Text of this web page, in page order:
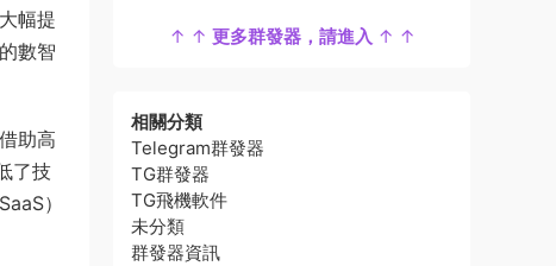
幅提
數智
助高
了技
）
↑ ↑ 更多群發器，請進入 ↑ ↑
相關分類
Telegram群發器
TG群發器
TG飛機軟件
未分類
群發器資訊